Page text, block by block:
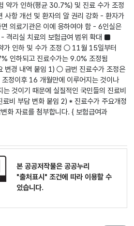
가 인하(평균 30.7%) 및 진료 수가 조정
항 개선 및 환자의 알 권리 강화 - 환자가
의료기관은 이에 응하여야 함 - 6인실은
격리실 치료의 보험급여 범위 확대 ■
가 인하 및 수가 조정 ○ 11월 15일부터
인하되고 진료수가는 9.0% 조정됨
변경 내역 붙임 1) ○ 금번 진료수가 조정은
정이후 16 개월만에 이루어지는 것이나
는 것이기 때문에 실질적인 국민들의 진료비
료비 부담 변화 붙임 2) * 진료수가 주요개정
화 자료를 첨부합니다. { 보험급여과
본 공공저작물은 공공누리
"출처표시" 조건에 따라 이용할 수
있습니다.